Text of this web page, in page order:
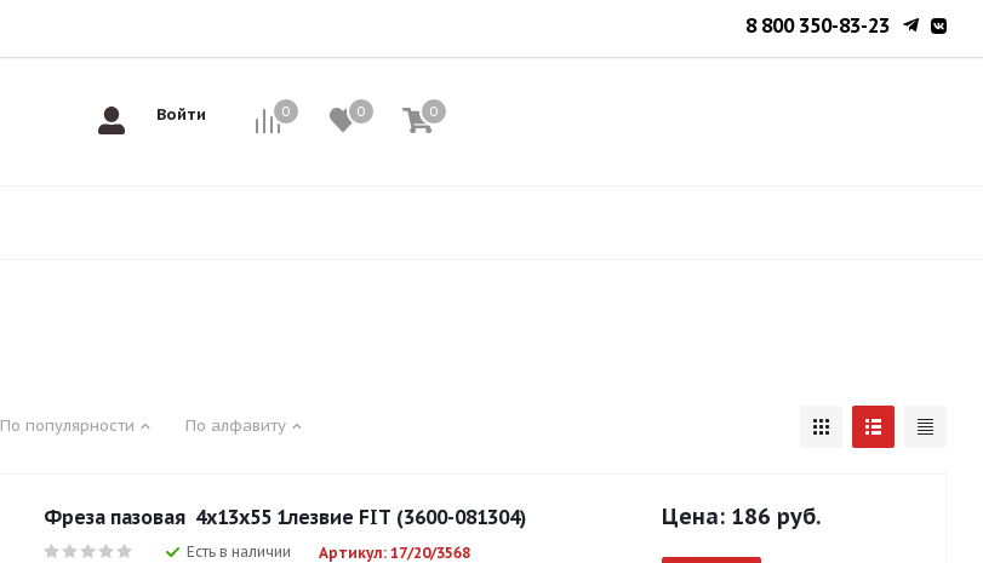
8 800 350-83-23
Войти 0 0 0
0
По популярности По алфавиту
Фреза пазовая 4х13х55 1лезвие FIT (3600-081304)
Есть в наличии Артикул: 17/20/3568
Цена: 186 руб.